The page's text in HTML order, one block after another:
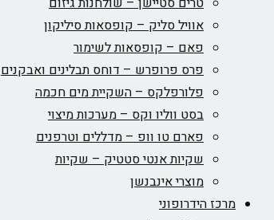
אוויל סליק – קופסאות סיליקון
פאם – קופסאות לשימור
פרס פרופרש – דוחס תבלינים ואבקנים
פלורפלקס – השקיית מים חכמה
בסט ווליו וקס – מערכות מיצוי
פארם טו וופ – מדללים וטרפנים
שקיות אנטי סטטיק – שקיות
מוצרי אינבנשן
מרכז הידרופוני